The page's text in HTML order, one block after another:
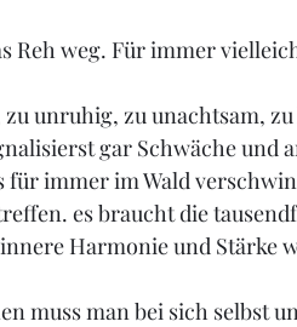
Reh weg. Für immer
unruhig, zu unachtsam,
gar Schwäche und
für immer im Wald
es braucht die
Harmonie und Stärke
muss man bei sich selbst